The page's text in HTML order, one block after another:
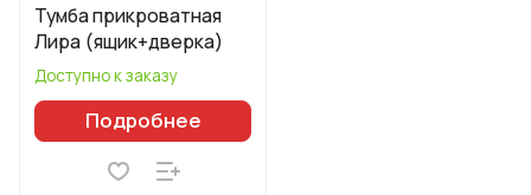
Тумба прикроватная
Лира (ящик+дверка)
Доступно к заказу
Подробнее